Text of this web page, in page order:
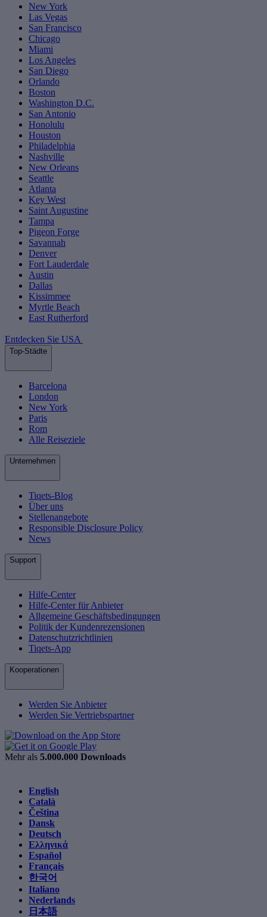
New York
Las Vegas
San Francisco
Chicago
Miami
Los Angeles
San Diego
Orlando
Boston
Washington D.C.
San Antonio
Honolulu
Houston
Philadelphia
Nashville
New Orleans
Seattle
Atlanta
Key West
Saint Augustine
Tampa
Pigeon Forge
Savannah
Denver
Fort Lauderdale
Austin
Dallas
Kissimmee
Myrtle Beach
East Rutherford
Entdecken Sie USA
Top-Städte
Barcelona
London
New York
Paris
Rom
Alle Reiseziele
Unternehmen
Tiqets-Blog
Über uns
Stellenangebote
Responsible Disclosure Policy
News
Support
Hilfe-Center
Hilfe-Center für Anbieter
Allgemeine Geschäftsbedingungen
Politik der Kundenrezensionen
Datenschutzrichtlinien
Tiqets-App
Kooperationen
Werden Sie Anbieter
Werden Sie Vertriebspartner
Mehr als 5.000.000 Downloads
English
Català
Čeština
Dansk
Deutsch
Ελληνικά
Español
Français
한국어
Italiano
Nederlands
日本語